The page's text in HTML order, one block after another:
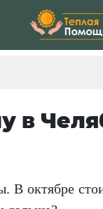
в
октябре